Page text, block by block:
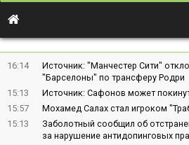
16:14
Источник: "Манчестер Сити"
"Барселоны" по трансферу Родри
15:13
Источник: Сафонов может
15:57
Мохамед Салах стал игроком
15:13
Заболотный сообщил об
за нарушение антидопинговых